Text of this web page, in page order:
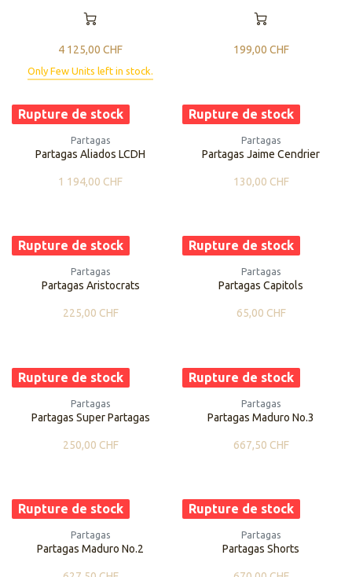
4 125,00 CHF
Only Few Units left in stock.
199,00 CHF
Rupture de stock
Partagas
Partagas Aliados LCDH
1 194,00 CHF
Rupture de stock
Partagas
Partagas Jaime Cendrier
130,00 CHF
Rupture de stock
Partagas
Partagas Aristocrats
225,00 CHF
Rupture de stock
Partagas
Partagas Capitols
65,00 CHF
Rupture de stock
Partagas
Partagas Super Partagas
250,00 CHF
Rupture de stock
Partagas
Partagas Maduro No.3
667,50 CHF
Rupture de stock
Partagas
Partagas Maduro No.2
Rupture de stock
Partagas
Partagas Shorts